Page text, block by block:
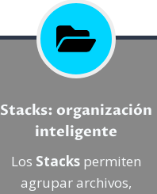
Stacks: organización
inteligente
Los Stacks permiten
agrupar archivos,